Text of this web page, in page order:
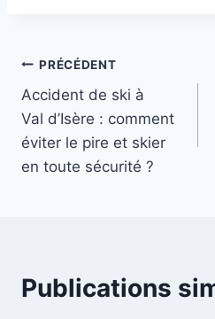
Navigation
de
l’article
PRÉCÉDENT
Accident de ski à
Val d’Isère : comment
éviter le pire et skier
en toute sécurité ?
Publications